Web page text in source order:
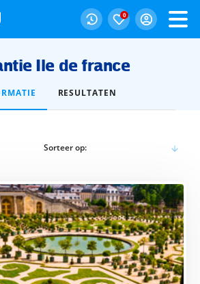
0
Ile de france
RESULTATEN
Sorteer op: